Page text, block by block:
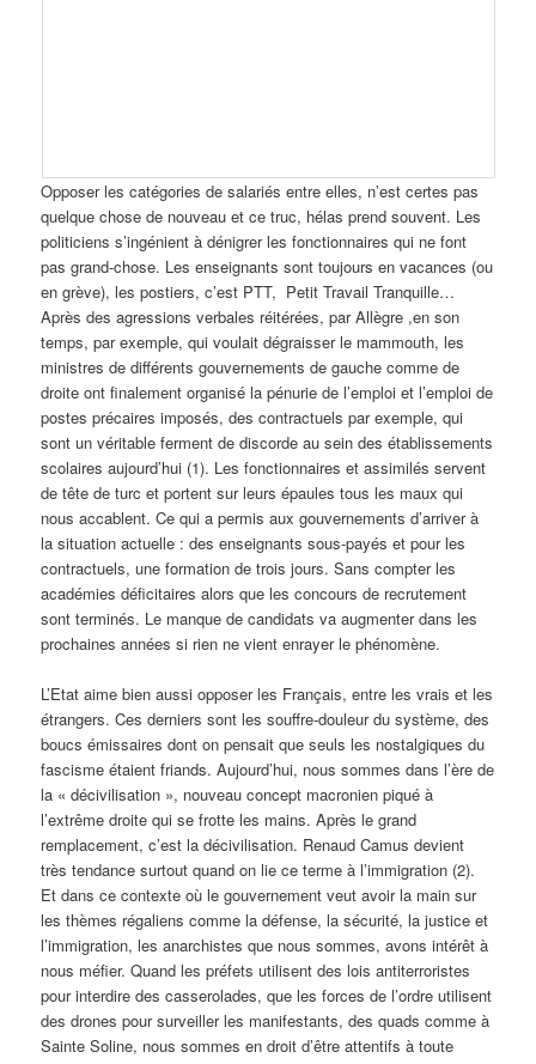
Opposer les catégories de salariés entre elles, n’est certes pas
quelque chose de nouveau et ce truc, hélas prend souvent. Les
politiciens s’ingénient à dénigrer les fonctionnaires qui ne font
pas grand-chose. Les enseignants sont toujours en vacances (ou
en grève), les postiers, c’est PTT, Petit Travail Tranquille…
Après des agressions verbales réitérées, par Allègre ,en son
temps, par exemple, qui voulait dégraisser le mammouth, les
ministres de différents gouvernements de gauche comme de
droite ont finalement organisé la pénurie de l’emploi et l’emploi de
postes précaires imposés, des contractuels par exemple, qui
sont un véritable ferment de discorde au sein des établissements
scolaires aujourd’hui (1). Les fonctionnaires et assimilés servent
de tête de turc et portent sur leurs épaules tous les maux qui
nous accablent. Ce qui a permis aux gouvernements d’arriver à
la situation actuelle : des enseignants sous-payés et pour les
contractuels, une formation de trois jours. Sans compter les
académies déficitaires alors que les concours de recrutement
sont terminés. Le manque de candidats va augmenter dans les
prochaines années si rien ne vient enrayer le phénomène.
L’Etat aime bien aussi opposer les Français, entre les vrais et les
étrangers. Ces derniers sont les souffre-douleur du système, des
boucs émissaires dont on pensait que seuls les nostalgiques du
fascisme étaient friands. Aujourd’hui, nous sommes dans l’ère de
la « décivilisation », nouveau concept macronien piqué à
l’extrême droite qui se frotte les mains. Après le grand
remplacement, c’est la décivilisation. Renaud Camus devient
très tendance surtout quand on lie ce terme à l’immigration (2).
Et dans ce contexte où le gouvernement veut avoir la main sur
les thèmes régaliens comme la défense, la sécurité, la justice et
l’immigration, les anarchistes que nous sommes, avons intérêt à
nous méfier. Quand les préfets utilisent des lois antiterroristes
pour interdire des casserolades, que les forces de l’ordre utilisent
des drones pour surveiller les manifestants, des quads comme à
Sainte Soline, nous sommes en droit d’être attentifs à toute